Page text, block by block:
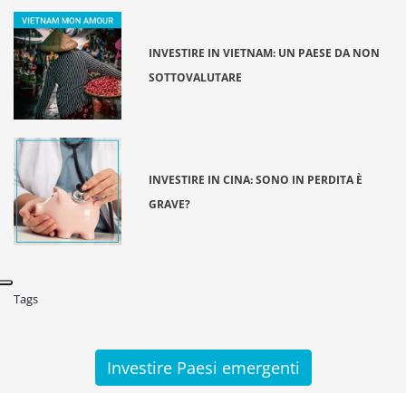
INVESTIRE IN VIETNAM: UN PAESE DA NON
SOTTOVALUTARE
INVESTIRE IN CINA: SONO IN PERDITA È
GRAVE?
Tags
Investire Paesi emergenti